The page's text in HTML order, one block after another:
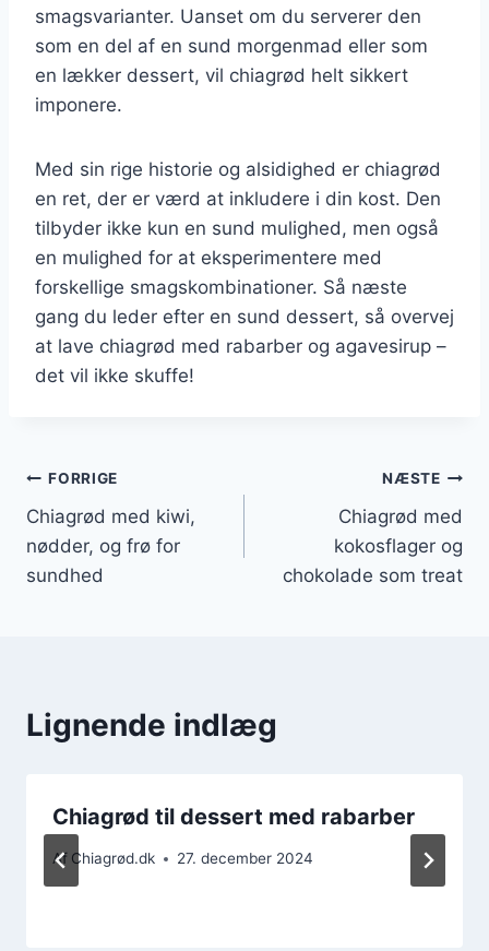
smagsvarianter. Uanset om du serverer den
som en del af en sund morgenmad eller som
en lækker dessert, vil chiagrød helt sikkert
imponere.
Med sin rige historie og alsidighed er chiagrød
en ret, der er værd at inkludere i din kost. Den
tilbyder ikke kun en sund mulighed, men også
en mulighed for at eksperimentere med
forskellige smagskombinationer. Så næste
gang du leder efter en sund dessert, så overvej
at lave chiagrød med rabarber og agavesirup –
det vil ikke skuffe!
Indlægsnavigation
FORRIGE
Chiagrød med kiwi,
nødder, og frø for
sundhed
NÆSTE
Chiagrød med
kokosflager og
chokolade som treat
Lignende indlæg
Chiagrød til dessert med rabarber
Af Chiagrød.dk 27. december 2024